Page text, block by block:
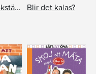
Bråkiga bokstäver Blir det kalas?